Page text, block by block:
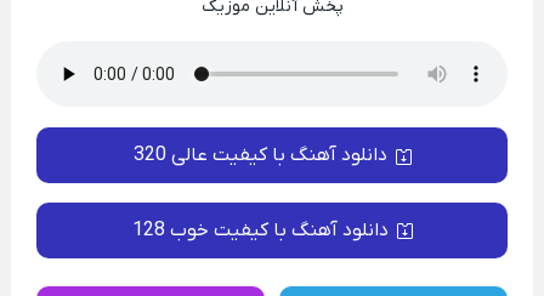
پخش آنلاین موزیک
دانلود آهنگ با کیفیت عالی 320
دانلود آهنگ با کیفیت خوب 128